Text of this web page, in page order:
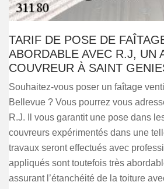
TARIF DE POSE DE
ABORDABLE AVEC R.J, UN
COUVREUR À SAINT
Souhaitez-vous poser un faîtage
Bellevue ? Vous pourrez vous
R.J. Il vous garantit une pose dans
couvreurs expérimentés dans une
travaux seront effectués avec
appliqués sont toutefois très
assurant l’étanchéité de la toiture